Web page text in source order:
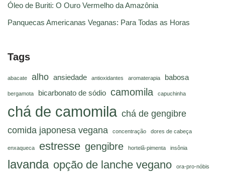
Óleo de Buriti: O Ouro Vermelho da Amazônia
Panquecas Americanas Veganas: Para Todas as Horas
Tags
abacate alho ansiedade antioxidantes aromaterapia babosa
bergamota bicarbonato de sódio camomila capuchinha
chá de camomila chá de gengibre
comida japonesa vegana
concentração dores de cabeça
enxaqueca estresse gengibre hortelã-pimenta insônia
lavanda opção de lanche vegano ora-pro-nóbis